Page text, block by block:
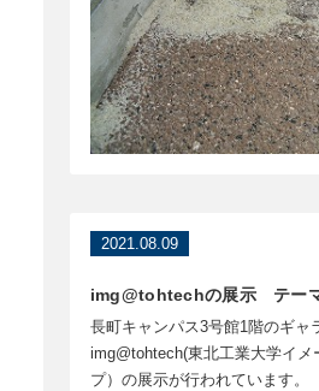
2021.08.09
img@tohtechの展示 テー
長町キャンパス3号館1階のギャ
img@tohtech(東北工業大学イメ
プ）の展示が行われています。